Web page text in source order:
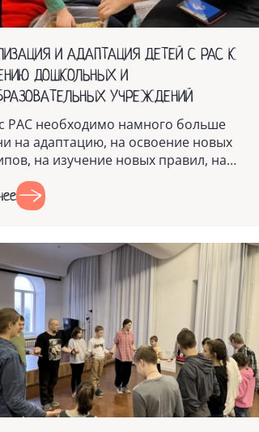
И АДАПТАЦИЯ ДЕТЕЙ С РАС К
ДОШКОЛЬНЫХ И
УЧРЕЖДЕНИЙ
РАС необходимо намного больше
на адаптацию, на освоение новых
на изучение новых правил, на
к новому месту и людям.